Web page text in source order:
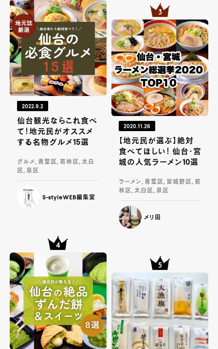
2022.9.2
仙台観光ならこれ食べ
て！地元民がオススメ
する名物グルメ15選
グルメ, 青葉区, 若林区, 太白
区, 泉区
S-styleWEB編集室
2020.11.26
【地元民が選ぶ】絶対
食べてほしい！ 仙台・宮
城の人気ラーメン10選
ラーメン, 青葉区, 宮城野区, 若
林区, 太白区, 泉区
メリ田